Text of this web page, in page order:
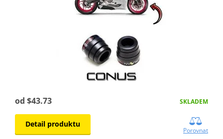
od $43.73 SKLADEM
Detail produktu
Porovnat